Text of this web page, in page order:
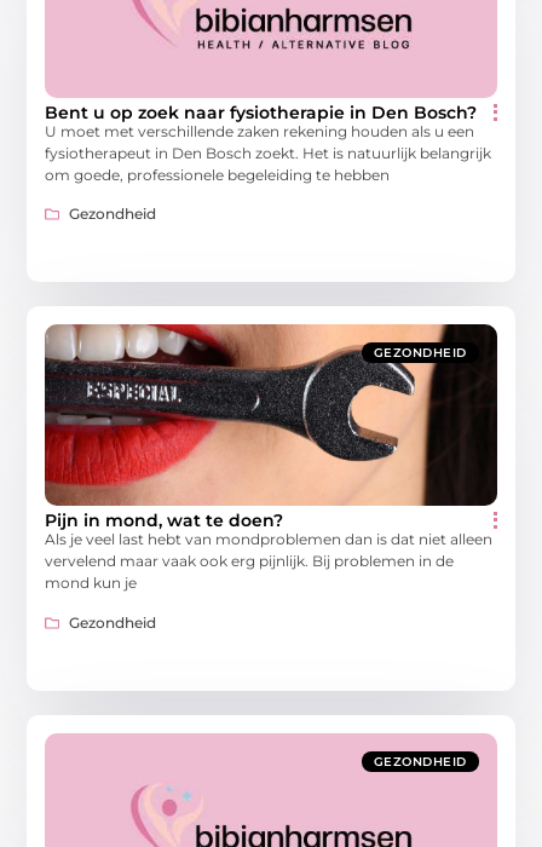
Bent u op zoek naar fysiotherapie in Den Bosch?
U moet met verschillende zaken rekening houden als u een
fysiotherapeut in Den Bosch zoekt. Het is natuurlijk belangrijk
om goede, professionele begeleiding te hebben
Gezondheid
GEZONDHEID
Pijn in mond, wat te doen?
Als je veel last hebt van mondproblemen dan is dat niet alleen
vervelend maar vaak ook erg pijnlijk. Bij problemen in de
mond kun je
Gezondheid
GEZONDHEID